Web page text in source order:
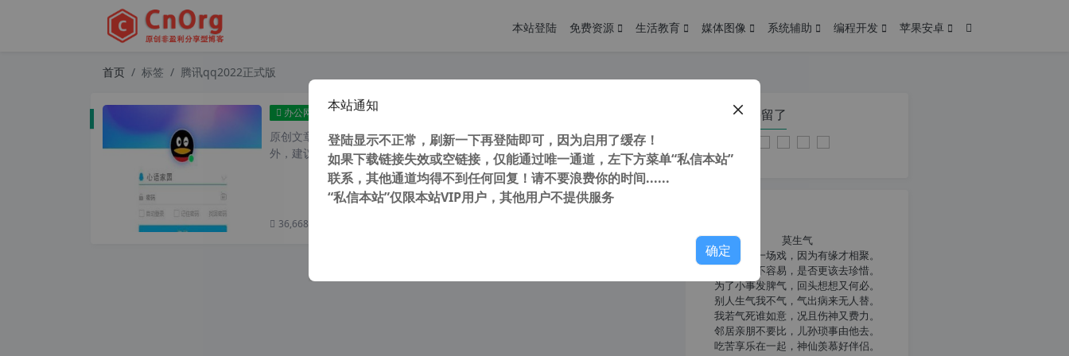
本站登陆 免费资源 生活教育 媒体图像 系统辅助 编程开发 苹果安卓
首页 标签 腾讯qq2022正式版
办公网络 腾讯QQ2022 v9.6.8 28823 正式版 纯净去广告优化安装版
原创文章，转载请注明： 转载自cnorg.12hp.de 注意：由于网站空间位于国
外，建议避开晚上的访问高峰期...
36,668 次浏览
您在本页停留了
莫生气
人生就像一场戏，因为有缘才相聚。
相扶到老不容易，是否更该去珍惜。
为了小事发脾气，回头想想又何必。
别人生气我不气，气出病来无人替。
我若气死谁如意，况且伤神又费力。
邻居亲朋不要比，儿孙琐事由他去。
吃苦享乐在一起，神仙羡慕好伴侣。
本站通知
登陆显示不正常，刷新一下再登陆即可，因为启用了缓存！
如果下载链接失效或空链接，仅能通过唯一通道，左下方菜单“私信本站”
联系，其他通道均得不到任何回复！请不要浪费你的时间......
“私信本站”仅限本站VIP用户，其他用户不提供服务
确定